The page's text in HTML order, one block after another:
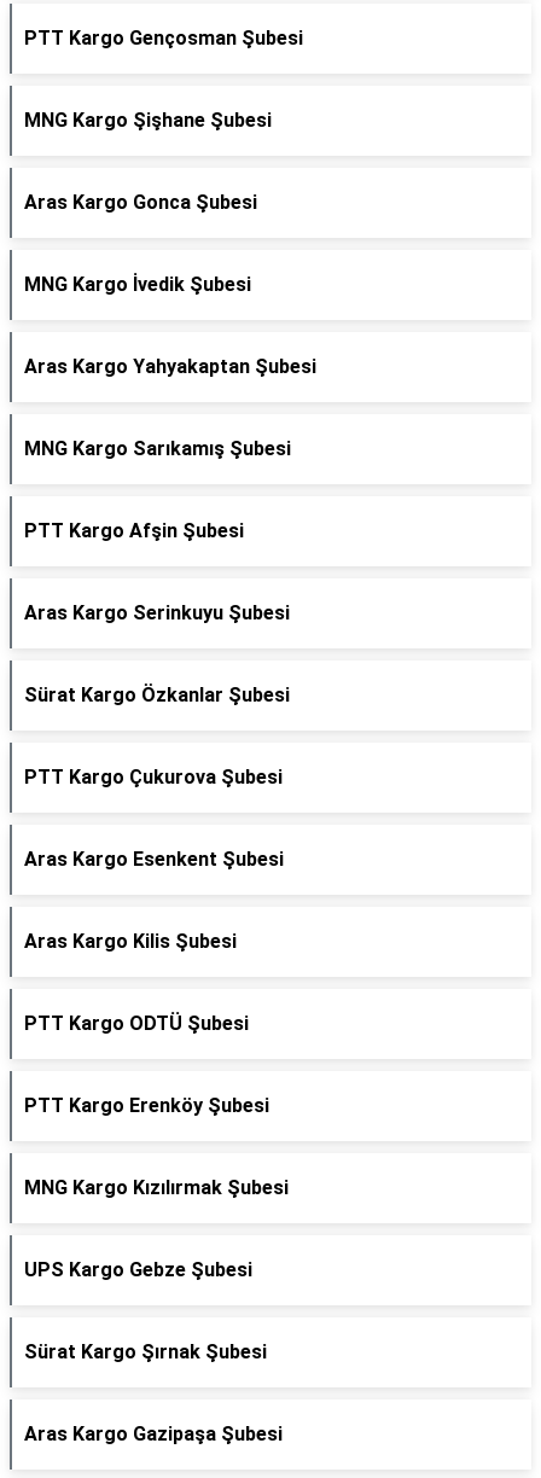
PTT Kargo Gençosman Şubesi
MNG Kargo Şişhane Şubesi
Aras Kargo Gonca Şubesi
MNG Kargo İvedik Şubesi
Aras Kargo Yahyakaptan Şubesi
MNG Kargo Sarıkamış Şubesi
PTT Kargo Afşin Şubesi
Aras Kargo Serinkuyu Şubesi
Sürat Kargo Özkanlar Şubesi
PTT Kargo Çukurova Şubesi
Aras Kargo Esenkent Şubesi
Aras Kargo Kilis Şubesi
PTT Kargo ODTÜ Şubesi
PTT Kargo Erenköy Şubesi
MNG Kargo Kızılırmak Şubesi
UPS Kargo Gebze Şubesi
Sürat Kargo Şırnak Şubesi
Aras Kargo Gazipaşa Şubesi